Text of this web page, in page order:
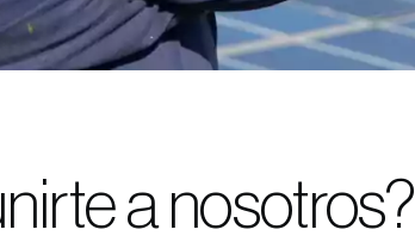
a nosotros?